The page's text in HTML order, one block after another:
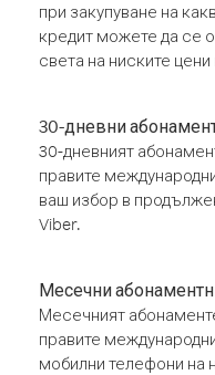
при закупуване на
кредит можете да се
света на ниските цени
30-дневни
30-дневният
правите
ваш избор в
Viber.
Месечни
Месечният
правите
мобилни телефони на